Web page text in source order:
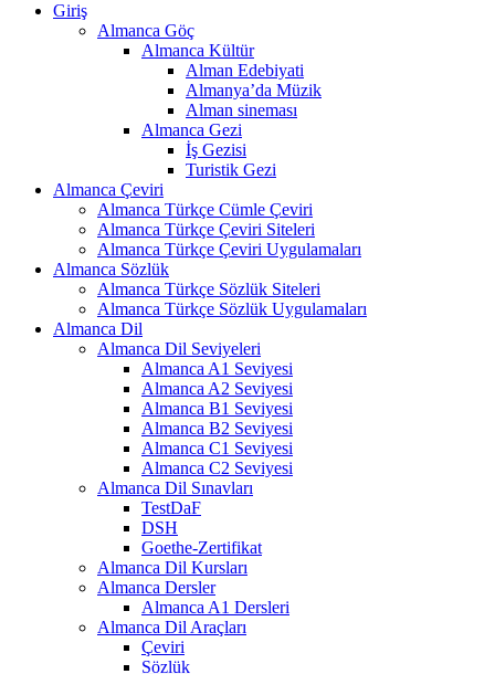
Giriş
Almanca Göç
Almanca Kültür
Alman Edebiyati
Almanya’da Müzik
Alman sineması
Almanca Gezi
İş Gezisi
Turistik Gezi
Almanca Çeviri
Almanca Türkçe Cümle Çeviri
Almanca Türkçe Çeviri Siteleri
Almanca Türkçe Çeviri Uygulamaları
Almanca Sözlük
Almanca Türkçe Sözlük Siteleri
Almanca Türkçe Sözlük Uygulamaları
Almanca Dil
Almanca Dil Seviyeleri
Almanca A1 Seviyesi
Almanca A2 Seviyesi
Almanca B1 Seviyesi
Almanca B2 Seviyesi
Almanca C1 Seviyesi
Almanca C2 Seviyesi
Almanca Dil Sınavları
TestDaF
DSH
Goethe-Zertifikat
Almanca Dil Kursları
Almanca Dersler
Almanca A1 Dersleri
Almanca Dil Araçları
Çeviri
Sözlük